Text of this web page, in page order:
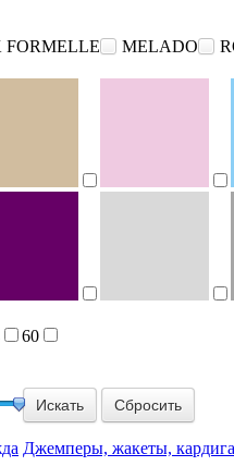
FORMELLE MELADO
60
Сбросить
Джемперы, жакеты,